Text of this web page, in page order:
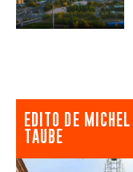
EDITO DE MICHEL
TAUBE